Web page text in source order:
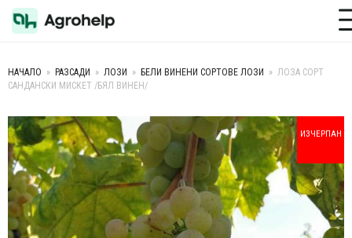
Toggle
НАЧАЛО » РАЗСАДИ » ЛОЗИ » БЕЛИ ВИНЕНИ СОРТОВЕ ЛОЗИ » ЛОЗА СОРТ
САНДАНСКИ МИСКЕТ /БЯЛ ВИНЕН/
ИЗЧЕРПАН
+